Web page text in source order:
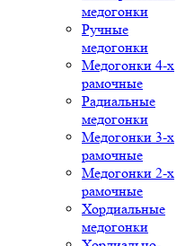
медогонки
Ручные
медогонки
Медогонки 4-х
рамочные
Радиальные
медогонки
Медогонки 3-х
рамочные
Медогонки 2-х
рамочные
Хордиальные
медогонки